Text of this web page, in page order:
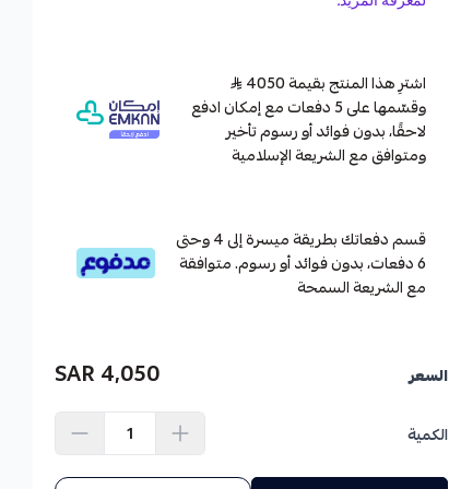
اشترِ هذا المنتج بقيمة 4050
وقسّمها على 5 دفعات مع إمكان ادفع
لاحقًا، بدون فوائد أو رسوم تأخير
ومتوافق مع الشريعة الإسلامية
قسم دفعاتك بطريقة ميسرة إلى 4 وحتى
6 دفعات، بدون فوائد أو رسوم. متوافقة
مع الشريعة السمحة
السعر 4,050 SAR
الكمية